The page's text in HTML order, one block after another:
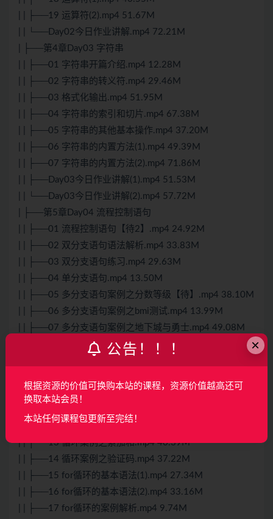
| | ├──19 运算符(2).mp4 51.67M
| | └──Day02今日作业讲解.mp4 72.21M
| ├──第4章Day03 字符串
| | ├──01 字符串开篇介绍.mp4 12.28M
| | ├──02 字符串的转义符.mp4 29.46M
| | ├──03 格式化输出.mp4 51.95M
| | ├──04 字符串的索引和切片.mp4 67.38M
| | ├──05 字符串的其他基本操作.mp4 37.20M
| | ├──06 字符串的内置方法(1).mp4 49.39M
| | ├──07 字符串的内置方法(2).mp4 71.86M
| | ├──Day03今日作业讲解(1).mp4 51.53M
| | └──Day03今日作业讲解(2).mp4 57.72M
| ├──第5章Day04 流程控制语句
| | ├──01 流程控制语句【待2】.mp4 24.92M
| | ├──02 双分支语句语法解析.mp4 33.83M
| | ├──03 双分支语句练习.mp4 29.63M
| | ├──04 单分支语句.mp4 13.50M
| | ├──05 多分支语句案例之分数等级【待】.mp4 38.10M
| | ├──06 多分支语句案例之bmi测试.mp4 13.99M
| | ├──07 多分支语句案例之地下城与勇士.mp4 49.08M
| | ├──08 分支嵌套分支案例之选电影.mp4 30.61M
| | ├──10 断点调试.mp4 19.17M
| | ├──13 循环案例之累加和.mp4 40.39M
| | ├──14 循环案例之验证码.mp4 37.22M
| | ├──15 for循环的基本语法(1).mp4 27.34M
| | ├──16 for循环的基本语法(2).mp4 33.16M
| | ├──17 for循环的案例解析.mp4 9.74M
×
公告！！！
根据资源的价值可换购本站的课程，资源价值越高还可
换取本站会员！
本站任何课程包更新至完结！